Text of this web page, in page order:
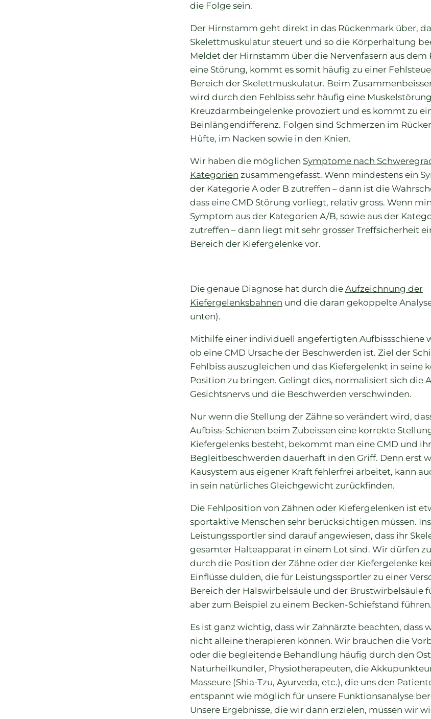
die Folge sein.
Der Hirnstamm geht direkt in das Rückenmark über,
Skelettmuskulatur steuert und so die Körperhaltung
Meldet der Hirnstamm über die Nervenfasern aus dem
eine Störung, kommt es somit häufig zu einer
Bereich der Skelettmuskulatur. Beim
wird durch den Fehlbiss sehr häufig eine
Kreuzdarmbeingelenke provoziert und es kommt zu
Beinlängendifferenz. Folgen sind Schmerzen im
Hüfte, im Nacken sowie in den Knien.
Wir haben die möglichen Symptome nach
Kategorien zusammengefasst. Wenn mindestens ein
der Kategorie A oder B zutreffen – dann ist die
dass eine CMD Störung vorliegt, relativ gross. Wenn
Symptom aus der Kategorien A/B, sowie aus der
zutreffen – dann liegt mit sehr grosser Treffsicherheit
Bereich der Kiefergelenke vor.
Die genaue Diagnose hat durch die Aufzeichnung der
Kiefergelenksbahnen und die daran gekoppelte
unten).
Mithilfe einer individuell angefertigten Aufbissschiene
ob eine CMD Ursache der Beschwerden ist. Ziel der
Fehlbiss auszugleichen und das Kiefergelenkt in seine
Position zu bringen. Gelingt dies, normalisiert sich die
Gesichtsnervs und die Beschwerden verschwinden.
Nur wenn die Stellung der Zähne so verändert wird,
Aufbiss-Schienen beim Zubeissen eine korrekte
Kiefergelenks besteht, bekommt man eine CMD und
Begleitbeschwerden dauerhaft in den Griff. Denn erst
Kausystem aus eigener Kraft fehlerfrei arbeitet, kann
in sein natürliches Gleichgewicht zurückfinden.
Die Fehlposition von Zähnen oder Kiefergelenken ist
sportaktive Menschen sehr berücksichtigen müssen.
Leistungssportler sind darauf angewiesen, dass ihr
gesamter Halteapparat in einem Lot sind. Wir dürfen
durch die Position der Zähne oder der Kiefergelenke
Einflüsse dulden, die für Leistungssportler zu einer
Bereich der Halswirbelsäule und der Brustwirbelsäule
aber zum Beispiel zu einem Becken-Schiefstand führen.
Es ist ganz wichtig, dass wir Zahnärzte beachten, dass
nicht alleine therapieren können. Wir brauchen die
oder die begleitende Behandlung häufig durch den
Naturheilkundler, Physiotherapeuten, die
Masseure (Shia-Tzu, Ayurveda, etc.), die uns den
entspannt wie möglich für unsere Funktionsanalyse
Unsere Ergebnisse, die wir dann erzielen, müssen wir